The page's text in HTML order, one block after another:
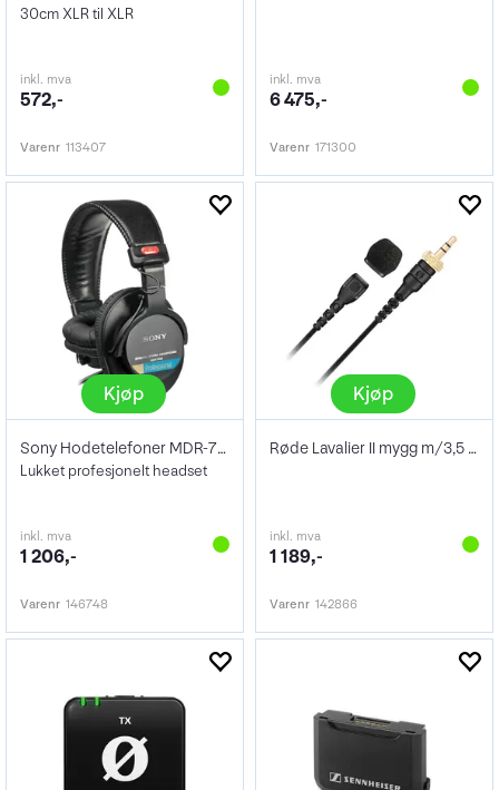
30cm XLR til XLR
inkl. mva
572,-
Varenr 113407
inkl. mva
6 475,-
Varenr 171300
Kjøp
Sony Hodetelefoner MDR-7506/1
Lukket profesjonelt headset
inkl. mva
1 206,-
Varenr 146748
Kjøp
Røde Lavalier II mygg m/3,5 TRS kontakt
inkl. mva
1 189,-
Varenr 142866